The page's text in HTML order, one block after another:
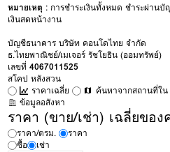
หมายเหตุ : การชำระเงินทั้งหมด ชำระผ่าน
เงินสดหน้างาน
บัญชีธนาคาร บริษัท คอนโดไทย จำกัด
ธ.ไทยพาณิชย์/เมเจอร์ รัชโยธิน (ออมทรัพย์)
เลขที่4067011525
สโคป หลังสวน
ราคาเฉลี่ย
ค้นหาจากสถานที่ใน
ข้อมูลอสังหา
ราคา (ขาย/เช่า) เฉลี่ยขอ
ราคา/ตรม.
ราคา
ซื้อ
เช่า